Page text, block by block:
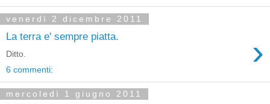
venerdì 2 dicembre 2011
La terra e' sempre piatta. ›
Ditto.
6 commenti:
mercoledì 1 giugno 2011